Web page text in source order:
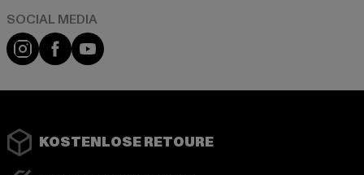
Instagram
FacebookYouTube
KOSTENLOSE RETOURE